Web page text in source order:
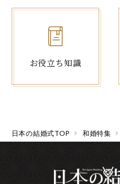
日本の結婚式TOP 和婚特集
お役立ち知識